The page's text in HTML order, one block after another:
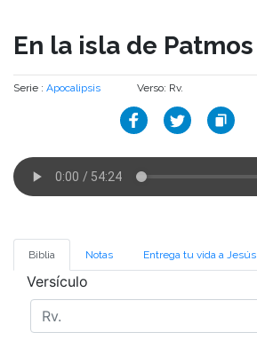
En la isla de Patmos
Serie : Apocalipsis Verso: Rv.
Biblia Notas Entrega tu vida a Jesús